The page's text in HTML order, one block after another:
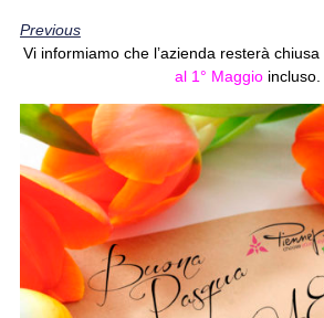
Previous
Vi informiamo che l’azienda resterà
al 1° Maggio incluso.